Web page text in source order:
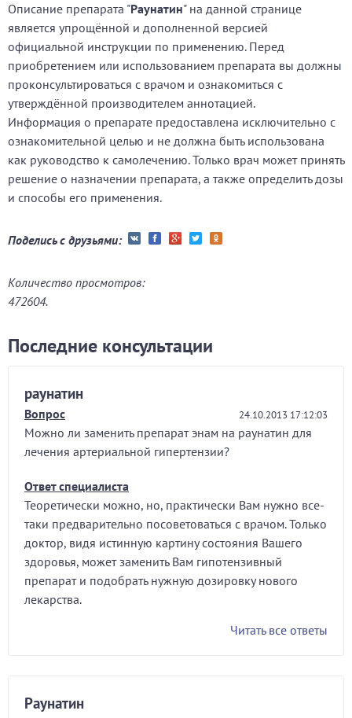
Описание препарата "Раунатин" на данной странице
является упрощённой и дополненной версией
официальной инструкции по применению. Перед
приобретением или использованием препарата вы должны
проконсультироваться с врачом и ознакомиться с
утверждённой производителем аннотацией.
Информация о препарате предоставлена исключительно с
ознакомительной целью и не должна быть использована
как руководство к самолечению. Только врач может принять
решение о назначении препарата, а также определить дозы
и способы его применения.
Поделись с друзьями:
Количество просмотров:
472604.
Последние консультации
раунатин
Вопрос 24.10.2013 17:12:03
Можно ли заменить препарат энам на раунатин для
лечения артериальной гипертензии?
Ответ специалиста
Теоретически можно, но, практически Вам нужно все-
таки предварительно посоветоваться с врачом. Только
доктор, видя истинную картину состояния Вашего
здоровья, может заменить Вам гипотензивный
препарат и подобрать нужную дозировку нового
лекарства.
Читать все ответы
Раунатин